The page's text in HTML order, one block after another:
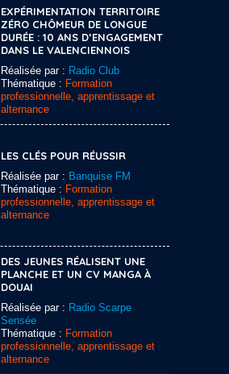
EXPÉRIMENTATION TERRITOIRE
ZÉRO CHÔMEUR DE LONGUE
DURÉE : 10 ANS D’ENGAGEMENT
DANS LE VALENCIENNOIS
Réalisée par : Radio Club
Thématique : Formation
professionnelle, apprentissage et
alternance
LES CLÉS POUR RÉUSSIR
Réalisée par : Banquise FM
Thématique : Formation
professionnelle, apprentissage et
alternance
DES JEUNES RÉALISENT UNE
PLANCHE ET UN CV MANGA À
DOUAI
Réalisée par : Radio Scarpe
Sensée
Thématique : Formation
professionnelle, apprentissage et
alternance